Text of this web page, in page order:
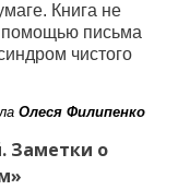
Книга не
помощью письма
чистого
Олеся Филипенко
Заметки о